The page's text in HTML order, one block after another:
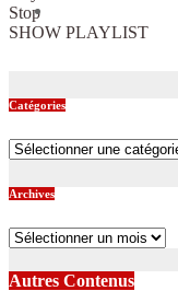
Stop
SHOW PLAYLIST
Catégories
Catégories
Archives
Archives
Autres Contenus